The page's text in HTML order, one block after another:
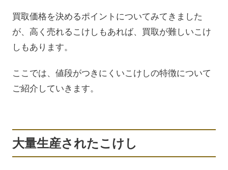
買取価格を決めるポイントについてみてきました
が、高く売れるこけしもあれば、買取が難しいこけ
しもあります。
ここでは、値段がつきにくいこけしの特徴について
ご紹介していきます。
大量生産されたこけし